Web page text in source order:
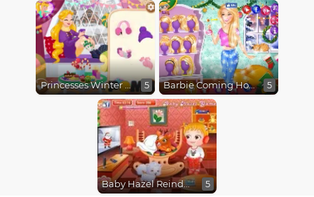
Princesses Winter Stories 5 Barbie Coming Home for Christmas 5
Baby Hazel Reindeer Surprise 5